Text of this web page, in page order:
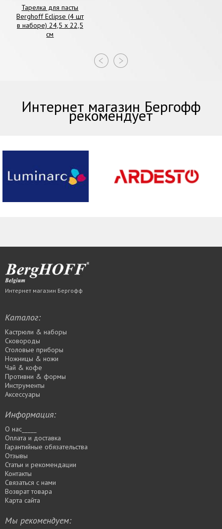
Тарелка для пасты
Berghoff Eclipse (4 шт
в наборе) 24,5 х 22,5
см
Интернет магазин Бергофф
рекомендует
Интернет магазин Бергофф
Каталог:
Кастрюли & наборы
Сковороды
Столовые приборы
Ножницы & ножи
Чай & кофе
Противни & формы
Инструменты
Аксессуары
Информация:
О нас_____
Оплата и доставка
Гарантийные обязательства
Отзывы
Статьи и рекомендации
Контакты
Связаться с нами
Возврат товара
Карта сайта
Мы рекомендуем: